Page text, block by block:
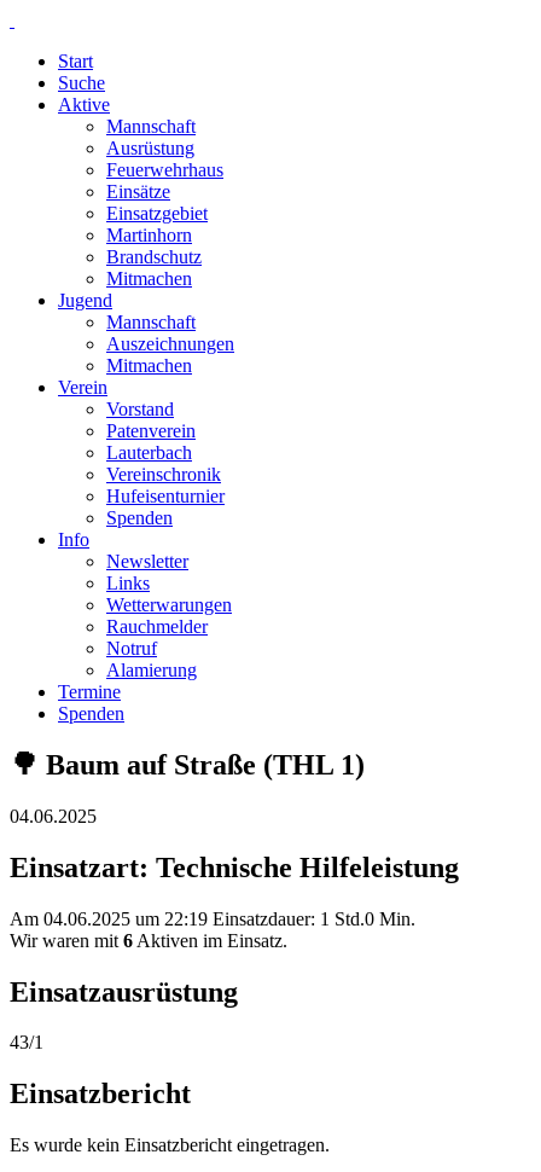
Start
Suche
Aktive
Mannschaft
Ausrüstung
Feuerwehrhaus
Einsätze
Einsatzgebiet
Martinhorn
Brandschutz
Mitmachen
Jugend
Mannschaft
Auszeichnungen
Mitmachen
Verein
Vorstand
Patenverein
Lauterbach
Vereinschronik
Hufeisenturnier
Spenden
Info
Newsletter
Links
Wetterwarungen
Rauchmelder
Notruf
Alamierung
Termine
Spenden
🌳 Baum auf Straße (THL 1)
04.06.2025
Einsatzart: Technische Hilfeleistung
Am 04.06.2025 um 22:19 Einsatzdauer: 1 Std.0 Min.
Wir waren mit 6 Aktiven im Einsatz.
Einsatzausrüstung
43/1
Einsatzbericht
Es wurde kein Einsatzbericht eingetragen.